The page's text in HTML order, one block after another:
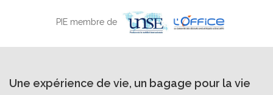
PIE membre de
Une expérience de vie, un bagage pour la vie